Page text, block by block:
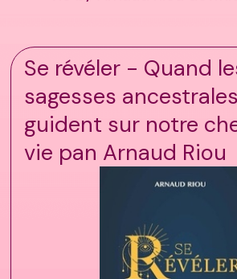
Se révéler - Quand
sagesses
guident sur notre
vie pan Arnaud Riou